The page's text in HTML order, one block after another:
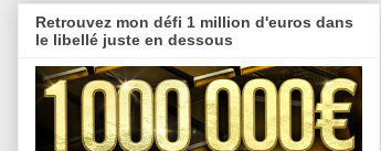
Retrouvez mon défi 1 million d'euros dans
le libellé juste en dessous